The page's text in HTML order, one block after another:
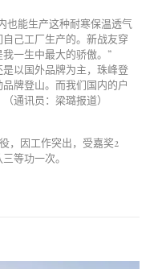
也能生产这种耐寒保温透气
己工厂生产的。新战友穿
一生中最大的骄傲。”
以国外品牌为主，珠峰登
牌登山。而我们国内的户
通讯员：梁璐报道）
，因工作突出，受嘉奖2
等功一次。